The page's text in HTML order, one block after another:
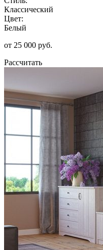
Классический
Цвет:
Белый
от 25 000 руб.
Рассчитать